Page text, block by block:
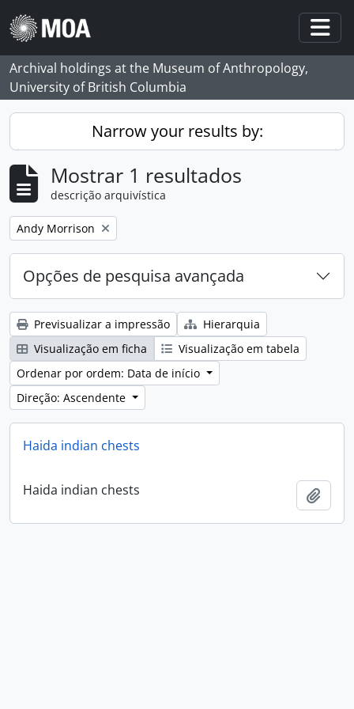
Skip to main content
Archival holdings at the Museum of Anthropology,
University of British Columbia
Narrow your results by:
Mostrar 1 resultados
descrição arquivística
Remove filter:
Andy Morrison
Opções de pesquisa avançada
Previsualizar a impressão
Hierarquia
Visualização em ficha
Visualização em tabela
Ordenar por ordem: Data de início
Direção: Ascendente
Haida indian chests
Haida indian chests